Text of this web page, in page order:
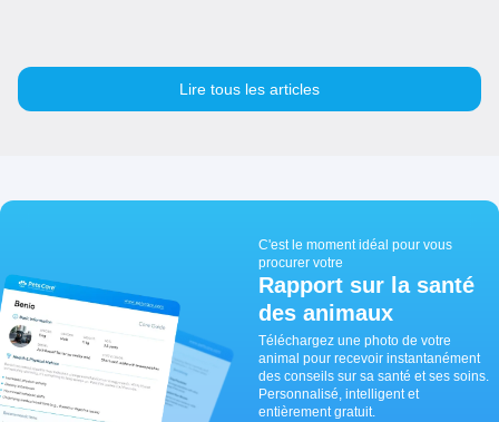
Lire tous les articles
C'est le moment idéal pour vous
procurer votre
Rapport sur la santé
des animaux
Téléchargez une photo de votre
animal pour recevoir instantanément
des conseils sur sa santé et ses soins.
Personnalisé, intelligent et
entièrement gratuit.